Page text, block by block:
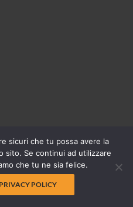
sicuri che tu possa avere la
sito. Se continui ad utilizzare
che tu ne sia felice.
PRIVACY POLICY